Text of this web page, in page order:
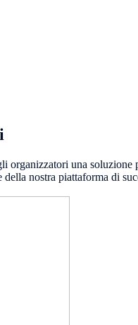
una
nostra piattaforma di